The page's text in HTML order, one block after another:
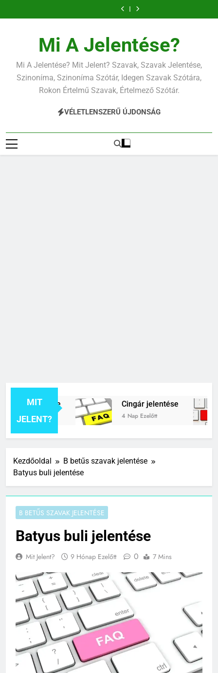
a
Mi A Jelentése?
Mi A Jelentése? Mit Jelent? Szavak, Szavak Jelentése,
Szinoníma, Szinoníma Szótár, Idegen Szavak Szótára,
Rokon Értelmű Szavak, Értelmező Szótár.
VÉLETLENSZERŰ ÚJDONSÁG
MIT
JELENT?
jelentése Cingár jelentése
4 Nap Ezelőtt
Kezdőoldal
B betűs szavak jelentése
Batyus buli jelentése
B BETŰS SZAVAK JELENTÉSE
Batyus buli jelentése
Mit Jelent? 9 Hónap Ezelőtt 0 7 Mins